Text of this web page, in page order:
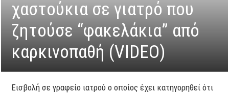
χαστούκια σε γιατρό που
ζητούσε “φακελάκια” από
καρκινοπαθή (VIDEO)
Εισβολή σε γραφείο ιατρού ο οποίος έχει κατηγορηθεί ότι